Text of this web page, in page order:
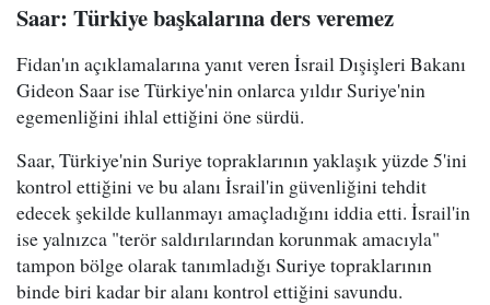
Saar: Türkiye başkalarına ders veremez
Fidan'ın açıklamalarına yanıt veren İsrail Dışişleri Bakanı
Gideon Saar ise Türkiye'nin onlarca yıldır Suriye'nin
egemenliğini ihlal ettiğini öne sürdü.
Saar, Türkiye'nin Suriye topraklarının yaklaşık yüzde 5'ini
kontrol ettiğini ve bu alanı İsrail'in güvenliğini tehdit
edecek şekilde kullanmayı amaçladığını iddia etti. İsrail'in
ise yalnızca "terör saldırılarından korunmak amacıyla"
tampon bölge olarak tanımladığı Suriye topraklarının
binde biri kadar bir alanı kontrol ettiğini savundu.